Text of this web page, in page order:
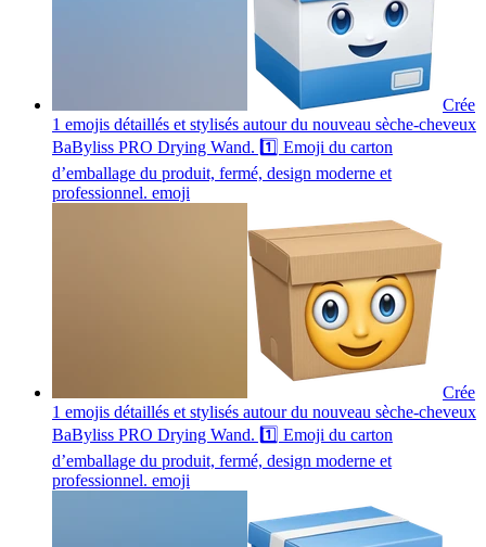
Crée
1 emojis détaillés et stylisés autour du nouveau sèche-cheveux
BaByliss PRO Drying Wand. 1️⃣ Emoji du carton
d’emballage du produit, fermé, design moderne et
professionnel. emoji
Crée
1 emojis détaillés et stylisés autour du nouveau sèche-cheveux
BaByliss PRO Drying Wand. 1️⃣ Emoji du carton
d’emballage du produit, fermé, design moderne et
professionnel. emoji